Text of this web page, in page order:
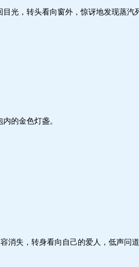
，转头看向窗外，惊讶地发现蒸汽
的金色灯盏。
消失，转身看向自己的爱人，低声问道